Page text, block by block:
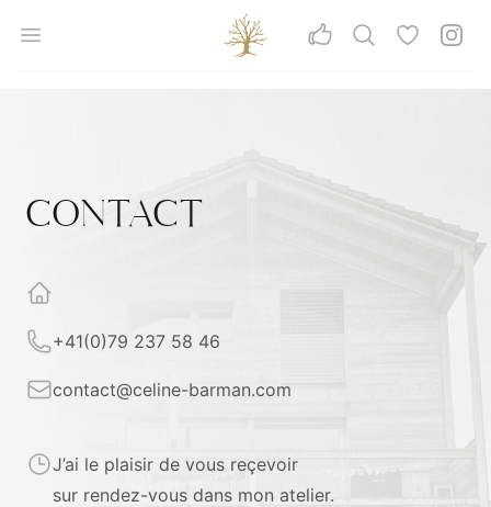
Open menu
Céline Barman
Vos avis
Rechercher
Coups de
CONTACT
Adresse
Telephone
+41(0)79 237 58 46
Emailcontact@celine-barman.com
Heures d’ouverture
J’ai le plaisir de vous reçevoir
sur rendez-vous dans mon atelier.